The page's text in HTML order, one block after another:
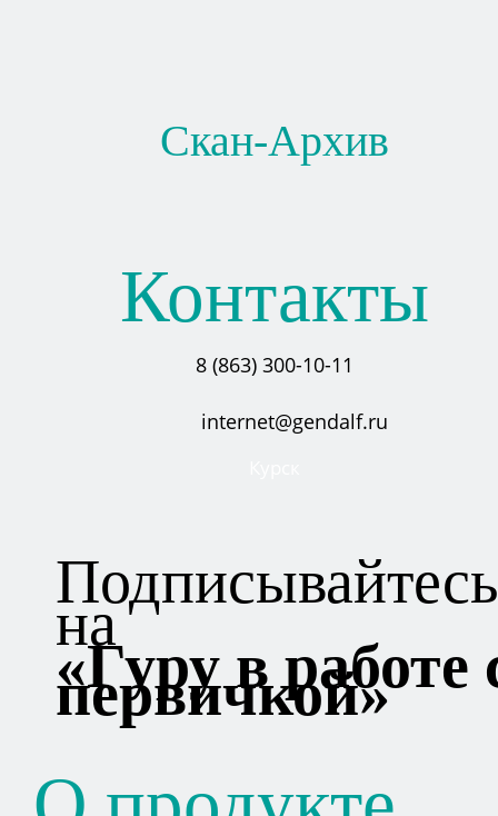
Скан-Архив
Контакты
8 (863) 300-10-11
internet@gendalf.ru
Подписывайтесь
на
«Гуру в работе
первичкой»